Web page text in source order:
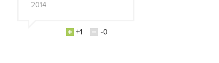
2014
+1 -0